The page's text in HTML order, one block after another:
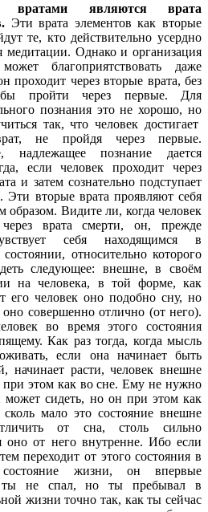
вратами являются врата
Эти врата элементов как вторые
те, кто действительно усердно
медитации. Однако и организация
благоприятствовать даже
проходит через вторые врата, без
пройти через первые. Для
познания это не хорошо, но
так, что человек достигает
не пройдя через первые.
надлежащее познание дается
если человек проходит через
и затем сознательно подступает
Эти вторые врата проявляют себя
образом. Видите ли, когда человек
через врата смерти, он, прежде
себя находящимся в
относительно которого
следующее: внешне, в своём
на человека, в той форме, как
его человек оно подобно сну, но
оно совершенно отлично (от него).
во время этого состояния
Как раз тогда, когда мысль
если она начинает быть
начинает расти, человек внешне
при этом как во сне. Ему не нужно
может сидеть, но он при этом как
мало это состояние внешне
от сна, столь сильно
оно от него внутренне. Ибо если
переходит от этого состояния в
жизни, он впервые
ты не спал, но ты пребывал в
жизни точно так, как ты сейчас